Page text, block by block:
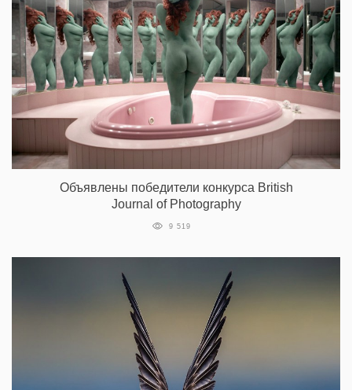
Объявлены победители конкурса British
Journal of Photography
9 519